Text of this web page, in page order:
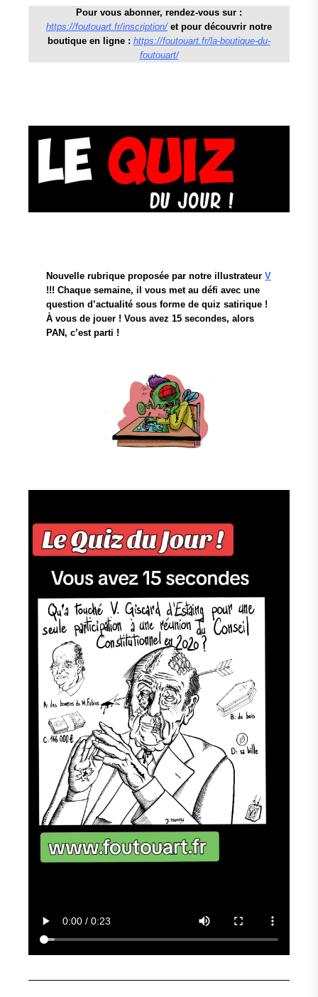
Pour vous abonner, rendez-vous sur :
https://foutouart.fr/inscription/ et pour découvrir notre
boutique en ligne : https://foutouart.fr/la-boutique-du-
foutouart/
Nouvelle rubrique proposée par notre illustrateur V
!!! Chaque semaine, il vous met au défi avec une
question d’actualité sous forme de quiz satirique !
À vous de jouer ! Vous avez 15 secondes, alors
PAN, c’est parti !